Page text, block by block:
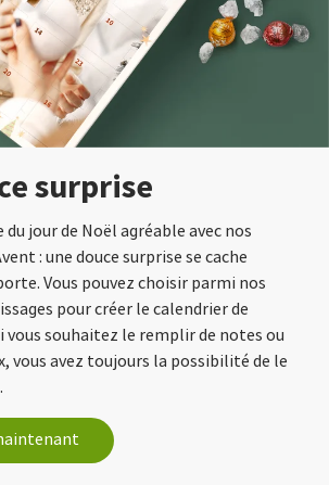
surprise
jour de Noël agréable avec nos
: une douce surprise se cache
Vous pouvez choisir parmi nos
pour créer le calendrier de
vous souhaitez le remplir de notes ou
vous avez toujours la possibilité de le